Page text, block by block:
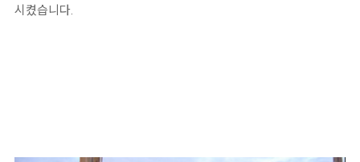
시켰습니다.